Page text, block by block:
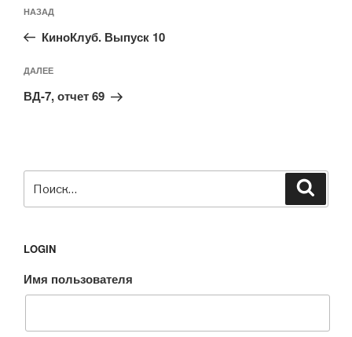
по
записям
Предыдущая
запись:
НАЗАД
КиноКлуб. Выпуск 10
Следующая
запись
ДАЛЕЕ
ВД-7, отчет 69
LOGIN
Имя пользователя